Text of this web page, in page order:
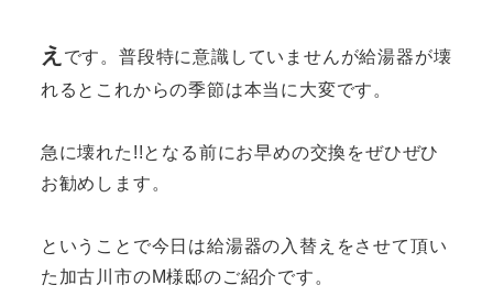
え です。普段特に意識していませんが給湯器が壊
れるとこれからの季節は本当に大変です。
急に壊れた!!となる前にお早めの交換をぜひぜひ
お勧めします。
ということで今日は給湯器の入替えをさせて頂い
た加古川市のM様邸のご紹介です。